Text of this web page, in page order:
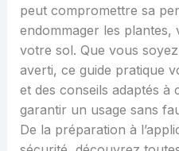
peut compromettre sa
endommager les plantes,
votre sol. Que vous
averti, ce guide pratique
et des conseils adaptés à
garantir un usage sans
De la préparation à